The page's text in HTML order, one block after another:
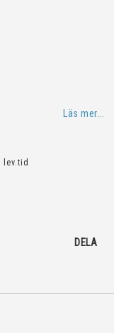
Läs mer...
lev.tid
DELA